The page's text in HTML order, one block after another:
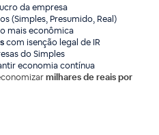
da empresa
(Simples, Presumido, Real)
mais econômica
com isenção legal de IR
do Simples
economia contínua
milhares de reais por